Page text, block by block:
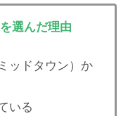
選んだ理由
ッドタウン）か
いる